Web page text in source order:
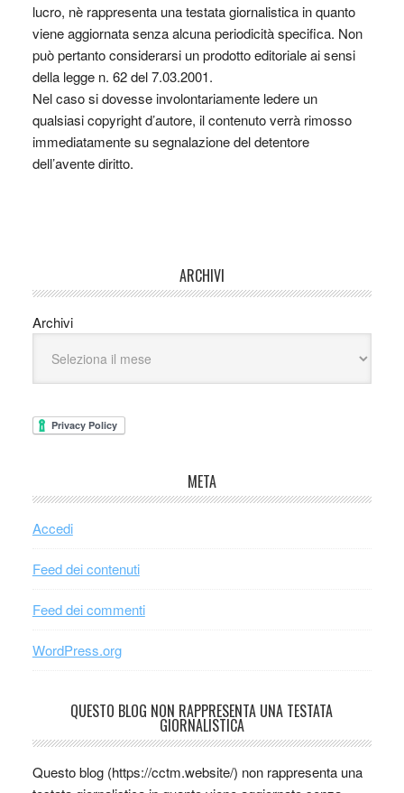
lucro, nè rappresenta una testata giornalistica in quanto
viene aggiornata senza alcuna periodicità specifica. Non
può pertanto considerarsi un prodotto editoriale ai sensi
della legge n. 62 del 7.03.2001.
Nel caso si dovesse involontariamente ledere un
qualsiasi copyright d’autore, il contenuto verrà rimosso
immediatamente su segnalazione del detentore
dell’avente diritto.
ARCHIVI
Archivi
META
Accedi
Feed dei contenuti
Feed dei commenti
WordPress.org
QUESTO BLOG NON RAPPRESENTA UNA TESTATA
GIORNALISTICA
Questo blog (https://cctm.website/) non rappresenta una